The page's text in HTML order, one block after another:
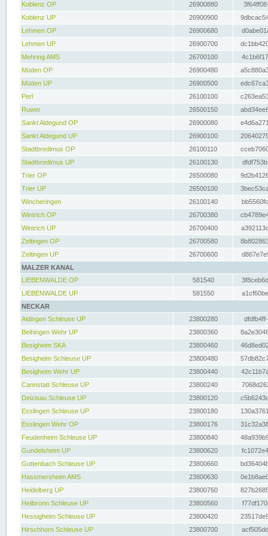
Koblenz OP
26900880
Koblenz UP
26900900
Lehmen OP
26900680
Lehmen UP
26900700
Mehring AMS
26700100
Müden OP
26900480
Müden UP
26900500
Perl
26100100
Ruwer
26500150
Sankt Aldegund OP
26900080
Sankt Aldegund UP
26900100
Stadtbredimus OP
26100110
Stadtbredimus UP
26100130
Trier OP
26500080
Trier UP
26500100
Wincheringen
26100140
Wintrich OP
26700380
Wintrich UP
26700400
Zeltingen OP
26700580
Zeltingen UP
26700600
MALZER KANAL
LIEBENWALDE OP
581540
LIEBENWALDE UP
581550
NECKAR
Aldingen Schleuse UP
23800280
Beihingen Wehr UP
23800360
Besigheim SKA
23800460
Besigheim Schleuse UP
23800480
Besigheim Wehr UP
23800440
Cannstatt Schleuse UP
23800240
Deizisau Schleuse UP
23800120
Esslingen Schleuse UP
23800180
Esslingen Wehr OP
23800176
Feudenheim Schleuse UP
23800840
Gundelsheim UP
23800620
Guttenbach Schleuse UP
23800660
Hassmersheim AMS
23800630
Heidelberg UP
23800760
Heilbronn Schleuse UP
23800560
Hessigheim Schleuse UP
23800420
Hirschhorn Schleuse UP
23800700